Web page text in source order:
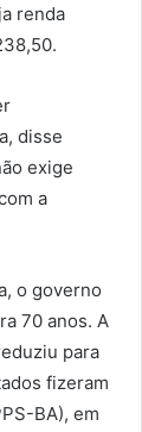
renda
disse
exige
a
o governo
70 anos. A
para
fizeram
BA), em